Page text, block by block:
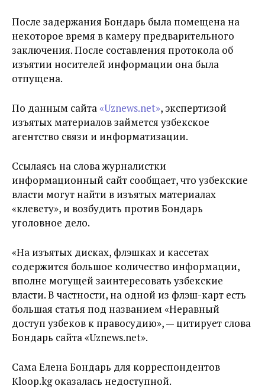
После задержания Бондарь была помещена на
некоторое время в камеру предварительного
заключения. После составления протокола об
изъятии носителей информации она была
отпущена.
По данным сайта«Uznews.net», экспертизой
изъятых материалов займется узбекское
агентство связи и информатизации.
Ссылаясь на слова журналистки
информационный сайт сообщает, что узбекские
власти могут найти в изъятых материалах
«клевету», и возбудить против Бондарь
уголовное дело.
«На изъятых дисках, флэшках и кассетах
содержится большое количество информации,
вполне могущей заинтересовать узбекские
власти. В частности, на одной из флэш-карт есть
большая статья под названием «Неравный
доступ узбеков к правосудию», — цитирует слова
Бондарь сайта «Uznews.net».
Сама Елена Бондарь для корреспондентов
Kloop.kg оказалась недоступной.